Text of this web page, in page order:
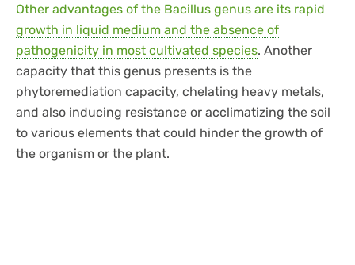
Other advantages of the Bacillus genus are its rapid
growth in liquid medium and the absence of
pathogenicity in most cultivated species. Another
capacity that this genus presents is the
phytoremediation capacity, chelating heavy metals,
and also inducing resistance or acclimatizing the soil
to various elements that could hinder the growth of
the organism or the plant.